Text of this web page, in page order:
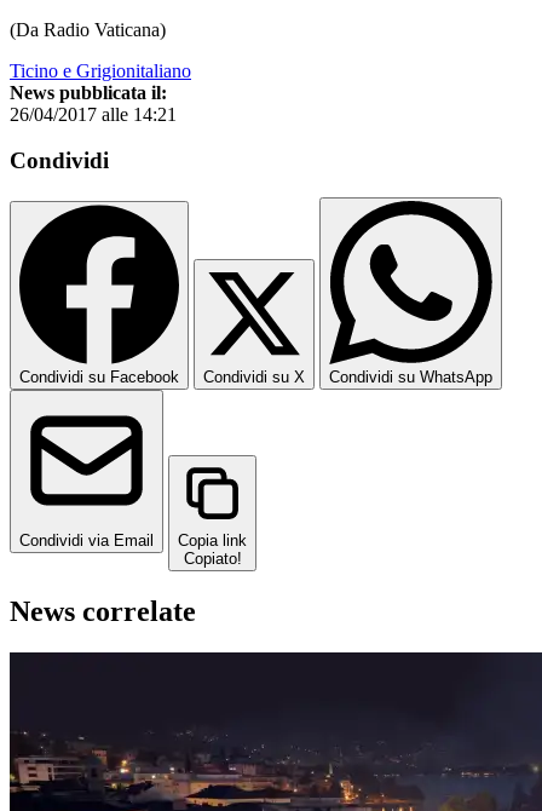
(Da Radio Vaticana)
Ticino e Grigionitaliano
News pubblicata il:
26/04/2017 alle 14:21
Condividi
Condividi su Facebook Condividi su X Condividi su WhatsApp
Condividi via Email
Copia link
Copiato!
News correlate